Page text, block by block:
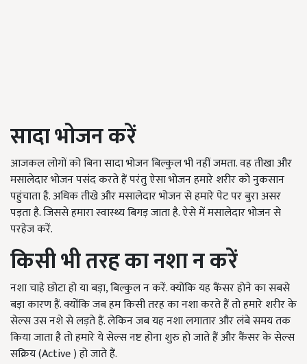
सादा भोजन करें
आजकल लोगों को बिना सादा भोजन बिल्कुल भी नहीं जमता. वह तीखा और
मसालेदार भोजन पसंद करते हैं परंतु ऐसा भोजन हमारे शरीर को नुकसान
पहुंचाता है. अधिक तीखे और मसालेदार भोजन से हमारे पेट पर बुरा असर
पड़ता है. जिससे हमारा स्वास्थ्य बिगड़ जाता है. ऐसे में मसालेदार भोजन से
परहेज करें.
किसी भी तरह का नशा न करें
नशा चाहे छोटा हो या बड़ा, बिल्कुल न करें. क्योंकि यह कैंसर होने का सबसे
बड़ा कारण हैं. क्योंकि जब हम किसी तरह का नशा करते हैं तो हमारे शरीर के
सेल्स उस नशे से लड़ते हैं. लेकिन जब यह नशा लगातार और लंबे समय तक
किया जाता है तो हमारे ये सेल्स नष्ट होना शुरु हो जाते हैं और कैंसर के सेल्स
सक्रिय (Active ) हो जाते हैं.